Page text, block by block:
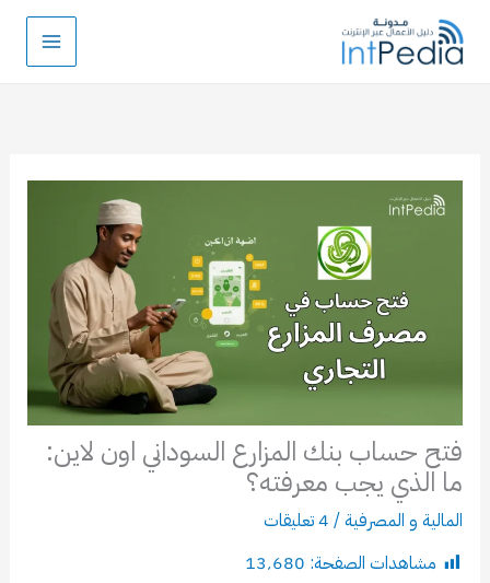
تخطي
فتح حساب بنك المزارع السوداني اون لاين:
ما الذي يجب معرفته؟
المالية و المصرفية / 4 تعليقات
مشاهدات الصفحة: 13٬680